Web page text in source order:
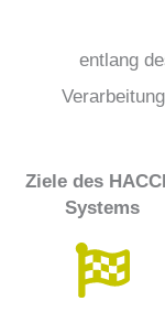
entlang
Ziele des
Systems